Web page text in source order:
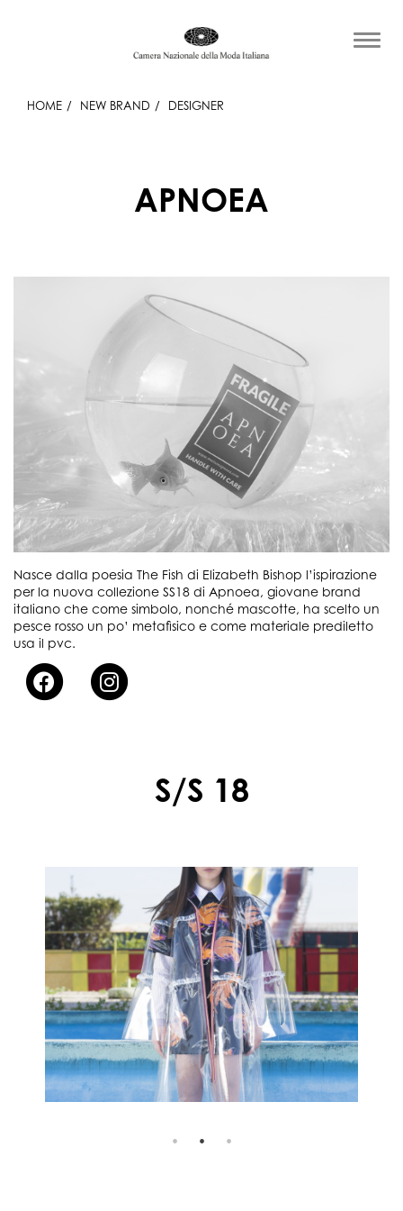
HOME NEW BRAND DESIGNER
APNOEA
Nasce dalla poesia The Fish di Elizabeth Bishop l’ispirazione
per la nuova collezione SS18 di Apnoea, giovane brand
italiano che come simbolo, nonché mascotte, ha scelto un
pesce rosso un po’ metafisico e come materiale prediletto
usa il pvc.
S/S 18